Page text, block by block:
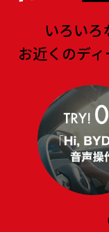
いろいろ
お近くのデ